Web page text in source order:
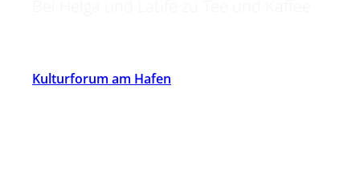
Kulturforum am Hafen